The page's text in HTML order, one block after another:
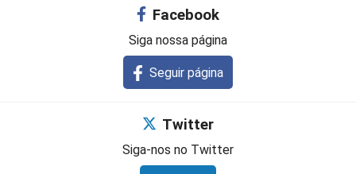
Facebook
Siga nossa página
Seguir página
Twitter
Siga-nos no Twitter